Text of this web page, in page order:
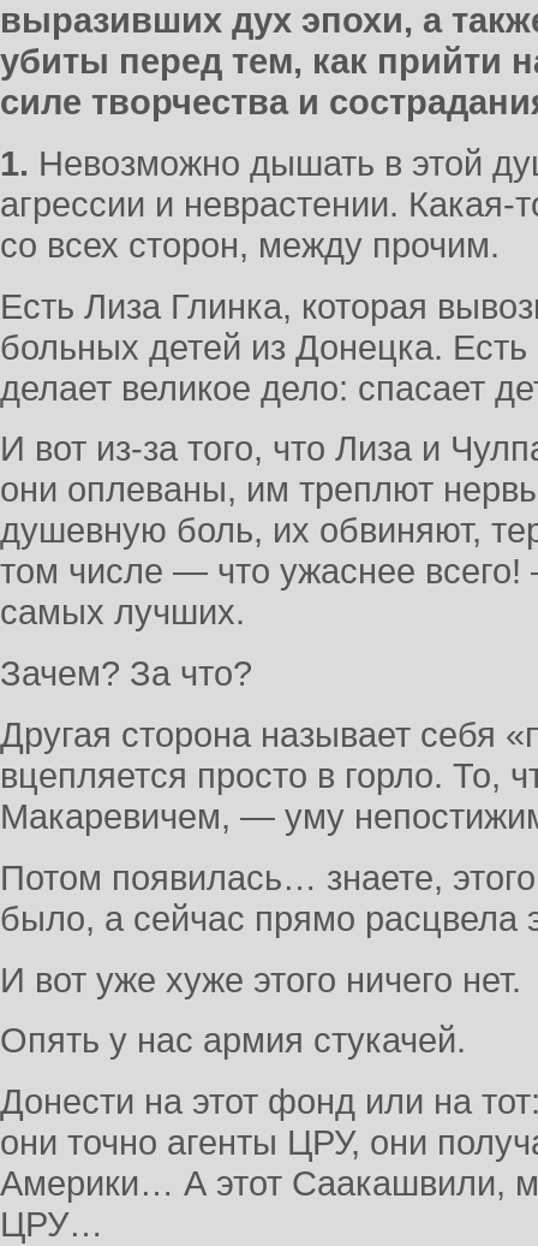
выразивших дух эпохи, а
убиты перед тем, как прийти
силе творчества и
1. Невозможно дышать в этой
агрессии и неврастении. Какая-
со всех сторон, между прочим.
Есть Лиза Глинка, которая
больных детей из Донецка.
делает великое дело: спасает
И вот из-за того, что Лиза и
они оплеваны, им треплют
душевную боль, их обвиняют,
том числе — что ужаснее
самых лучших.
Зачем? За что?
Другая сторона называет себя
вцепляется просто в горло. То,
Макаревичем, — уму
Потом появилась… знаете,
было, а сейчас прямо расцвела
И вот уже хуже этого ничего нет.
Опять у нас армия стукачей.
Донести на этот фонд или на
они точно агенты ЦРУ, они
Америки… А этот Саакашвили,
ЦРУ…